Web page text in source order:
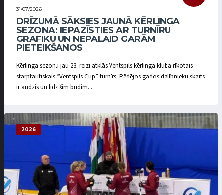
31/07/2026
DRĪZUMĀ SĀKSIES JAUNĀ KĒRLINGA
SEZONA: IEPAZĪSTIES AR TURNĪRU
GRAFIKU UN NEPALAID GARĀM
PIETEIKŠANOS
Kērlinga sezonu jau 23. reizi atklās Ventspils kērlinga kluba rīkotais
starptautiskais “Ventspils Cup” turnīrs. Pēdējos gados dalībnieku skaits
ir audzis un līdz šim brīdim...
2026